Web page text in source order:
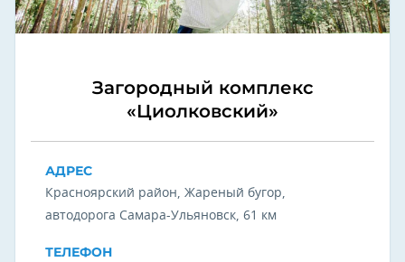
Загородный комплекс
«Циолковский»
АДРЕС
Красноярский район, Жареный бугор,
автодорога Самара-Ульяновск, 61 км
ТЕЛЕФОН